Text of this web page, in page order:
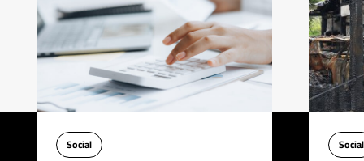
Social Social